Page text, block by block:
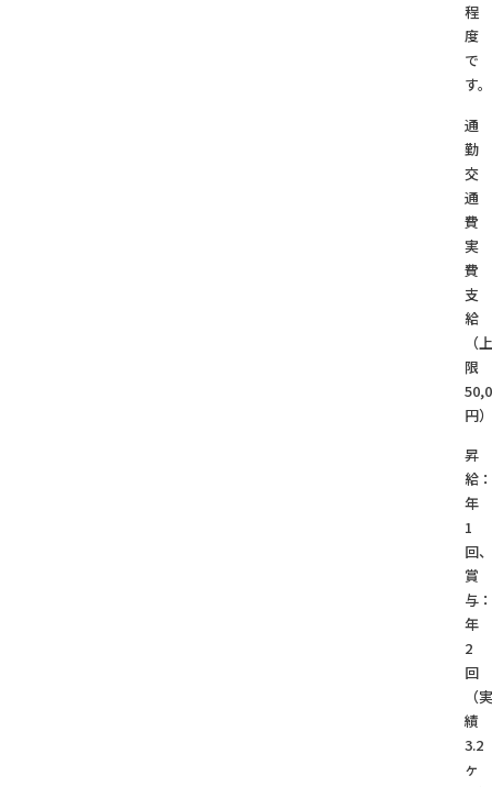
程
度
で
す。
通
勤
交
通
費
実
費
支
給
（上
限
円）
昇
給：
年
1
回、
賞
与：
年
2
回
（実
績
3.2
ヶ